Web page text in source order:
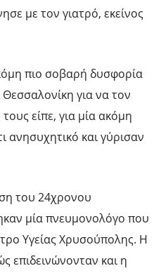
με τον γιατρό, εκείνος
πιο σοβαρή δυσφορία
Θεσσαλονίκη για να τον
είπε, για μία ακόμη
ανησυχητικό και γύρισαν
του 24χρονου
μία πνευμονολόγο που
Υγείας Χρυσούπολης. Η
επιδεινώνονταν και η